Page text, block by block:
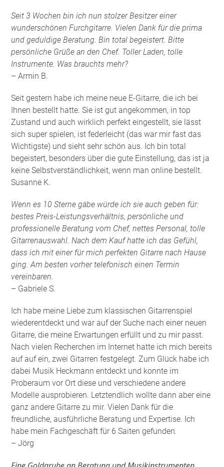
Seit 3 Wochen bin ich nun stolzer Besitzer einer
wunderschönen Furchgitarre. Vielen Dank für die prima
und geduldige Beratung. Bin total begeistert. Bitte
persönliche Grüße an den Chef. Toller Laden, tolle
Instrumente. Was brauchts mehr?
– Armin B.
Seit gestern habe ich meine neue E-Gitarre, die ich bei
Ihnen bestellt hatte. Sie ist gut angekommen, in top
Zustand und auch wirklich perfekt eingestellt, sie lässt
sich super spielen, ist federleicht (das war mir fast das
Wichtigste) und sieht sehr schön aus. Ich bin total
begeistert, besonders über die gute Einstellung, das ist ja
keine Selbstverständlichkeit, wenn man online bestellt.
Susanne K.
Wenn es 10 Sterne gäbe würde ich sie auch geben für:
bestes Preis-Leistungsverhältnis, persönliche und
professionelle Beratung vom Chef, nettes Personal, tolle
Gitarrenauswahl. Nach dem Kauf hatte ich das Gefühl,
dass ich mit einer für mich perfekten Gitarre nach Hause
ging. Am besten vorher telefonisch einen Termin
vereinbaren.
– Gabriele S.
Ich habe meine Liebe zum klassischen Gitarrenspiel
wiederentdeckt und war auf der Suche nach einer neuen
Gitarre, die meine Erwartungen erfüllt und zu mir passt.
Nach vielen Recherchen im Internet hatte ich mich bereits
auf auf ein, zwei Gitarren festgelegt. Zum Glück habe ich
dabei Musik Heckmann entdeckt und konnte im
Proberaum vor Ort diese und verschiedene andere
Modelle ausprobieren. Letztendlich wollte dann aber eine
ganz andere Gitarre zu mir. Vielen Dank für die
freundliche, ausführliche Beratung und Expertise. Ich
habe mein Fachgeschäft für 6 Saiten gefunden
– Jörg